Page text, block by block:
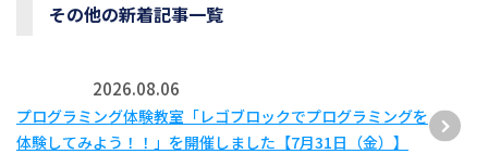
その他の新着記事一覧
2026.08.06
プログラミング体験教室「レゴブロックでプログラミングを
体験してみよう！！」を開催しました【7月31日（金）】